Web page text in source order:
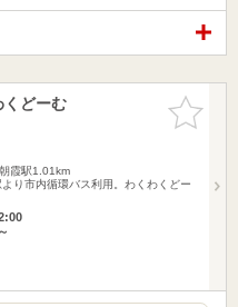
お気に入
りに追加
どーむ
霞駅1.01km
り市内循環バス利用。わくわくどー